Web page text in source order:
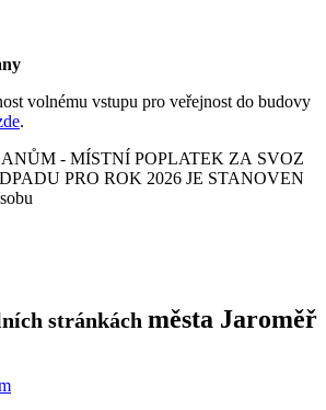
volnému vstupu pro veřejnost do budovy
.
- MÍSTNÍ POPLATEK ZA SVOZ
PRO ROK 2026 JE STANOVEN
stránkách města Jaroměř